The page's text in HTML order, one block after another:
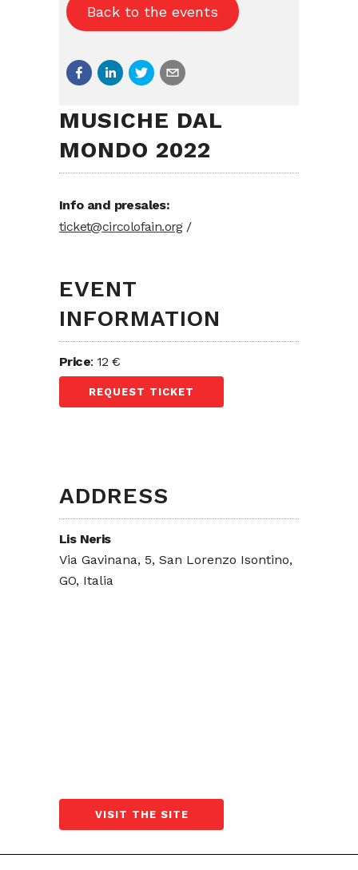
Back to the events
MUSICHE DAL
MONDO 2022
Info and presales:
ticket@circolofain.org/
EVENT
INFORMATION
Price: 12 €
REQUEST TICKET
ADDRESS
Lis Neris
Via Gavinana, 5, San Lorenzo Isontino,
GO, Italia
VISIT THE SITE